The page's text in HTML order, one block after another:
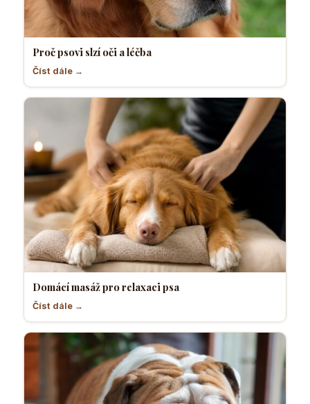
Proč psovi slzí oči a léčba
Číst dále →
Domácí masáž pro relaxaci psa
Číst dále →